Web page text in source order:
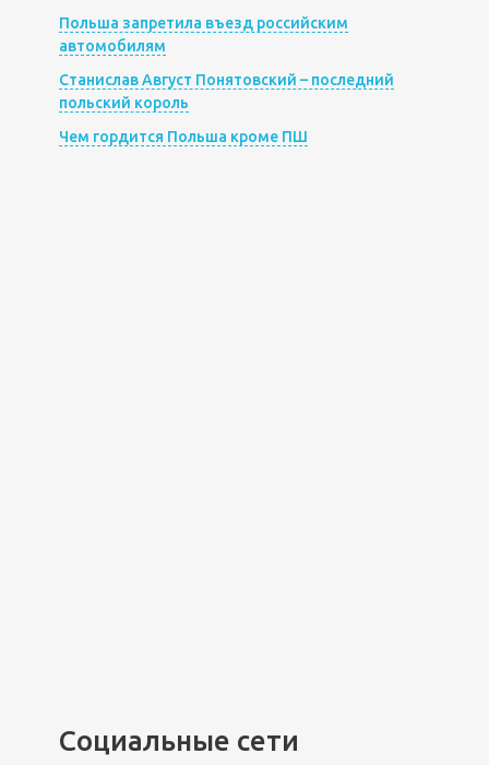
Польша запретила въезд российским
автомобилям
Станислав Август Понятовский – последний
польский король
Чем гордится Польша кроме ПШ
Социальные сети